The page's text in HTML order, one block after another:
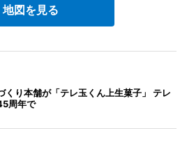
地図を見る
くり本舗が「テレ玉くん上生菓子」 テレ
周年で